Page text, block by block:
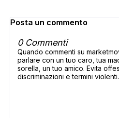
Posta un commento
0 Commenti
Quando commenti su
parlare con un tuo caro, tua
sorella, un tuo amico. Evita
discriminazioni e termini